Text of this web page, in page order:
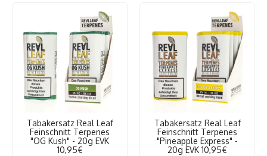
Tabakersatz Real Leaf
Feinschnitt Terpenes
"OG Kush" - 20g EVK
10,95€
Tabakersatz Real Leaf
Feinschnitt Terpenes
"Pineapple Express" -
20g EVK 10,95€